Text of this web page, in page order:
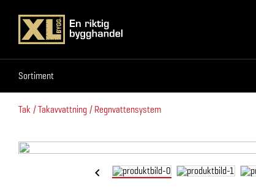
Sortiment
Sortiment
Tak Takavvattning Regnvattensystem